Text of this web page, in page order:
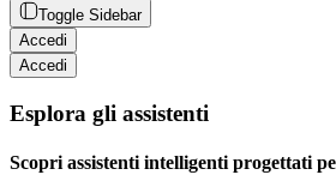
Toggle Sidebar
Accedi
Accedi
Esplora gli assistenti
Scopri assistenti intelligenti progettati